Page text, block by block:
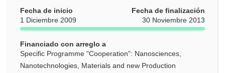
en
una
ventana)
Fecha de inicio
1 Diciembre 2009
Fecha de finalización
30 Noviembre 2013
Financiado con arreglo a
Specific Programme "Cooperation": Nanosciences,
Nanotechnologies, Materials and new Production